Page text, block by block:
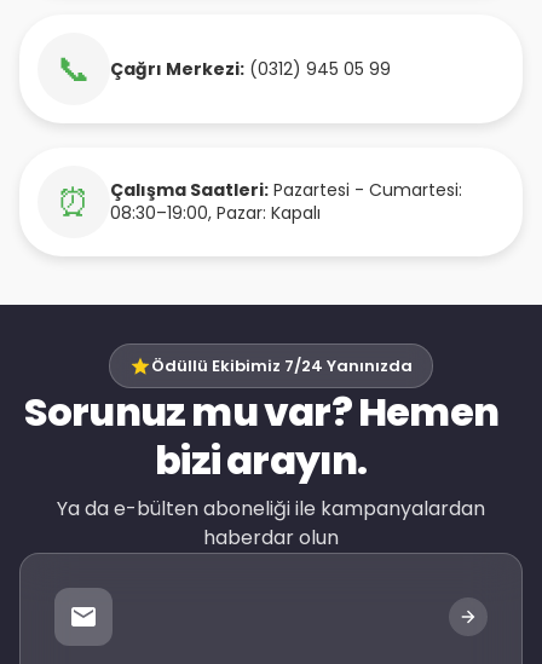
📞 Çağrı Merkezi: (0312) 945 05 99
⏰ Çalışma Saatleri: Pazartesi - Cumartesi:
08:30–19:00, Pazar: Kapalı
Ödüllü Ekibimiz 7/24 Yanınızda
Sorunuz mu var? Hemen
bizi arayın.
Ya da e-bülten aboneliği ile kampanyalardan
haberdar olun